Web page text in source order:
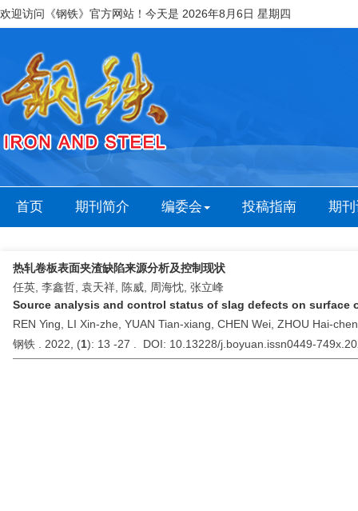
欢迎访问《钢铁》官方网站！今天是 2026年8月6日 星期四
首页 期刊简介 编委会 投稿指南 期
热轧卷板表面夹渣缺陷来源分析及控制现状
任英, 李鑫哲, 袁天祥, 陈威, 周海忱, 张立峰
Source analysis and control status of slag defects on surface
REN Ying, LI Xin-zhe, YUAN Tian-xiang, CHEN Wei, ZHOU Hai-
钢铁 . 2022, (1): 13 -27 . DOI: 10.13228/j.boyuan.issn0449-